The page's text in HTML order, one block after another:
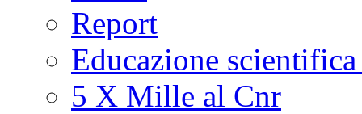
Report
Educazione
5 X Mille al Cnr